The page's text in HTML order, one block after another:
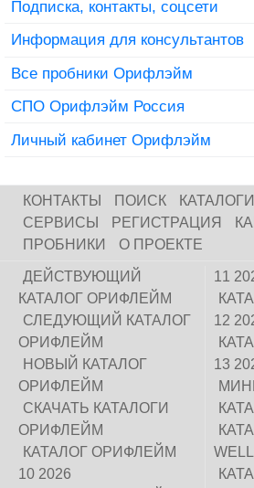
Подписка, контакты, соцсети
Информация для консультантов
Все пробники Орифлэйм
СПО Орифлэйм Россия
Личный кабинет Орифлэйм
КОНТАКТЫ ПОИСК КАТАЛОГИ
СЕРВИСЫ
РЕГИСТРАЦИЯ
ПРОБНИКИ
О ПРОЕКТЕ
ДЕЙСТВУЮЩИЙ
КАТАЛОГ ОРИФЛЕЙМ
СЛЕДУЮЩИЙ КАТАЛОГ
ОРИФЛЕЙМ
НОВЫЙ КАТАЛОГ
ОРИФЛЕЙМ
СКАЧАТЬ КАТАЛОГИ
ОРИФЛЕЙМ
КАТАЛОГ ОРИФЛЕЙМ
10 2026
11
12
13